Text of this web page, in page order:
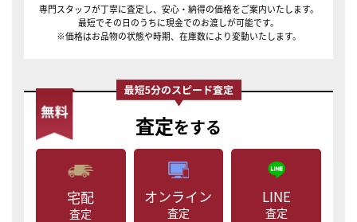
専門スタッフが丁寧に査定し、安心・納得の価格をご案内いたします。
最短でその日のうちに現金でのお渡しが可能です。
※価格はお品物の状態や時期、在庫数により変動いたします。
査定をする
宅配
査定
オンライン
査定
LINE
査定